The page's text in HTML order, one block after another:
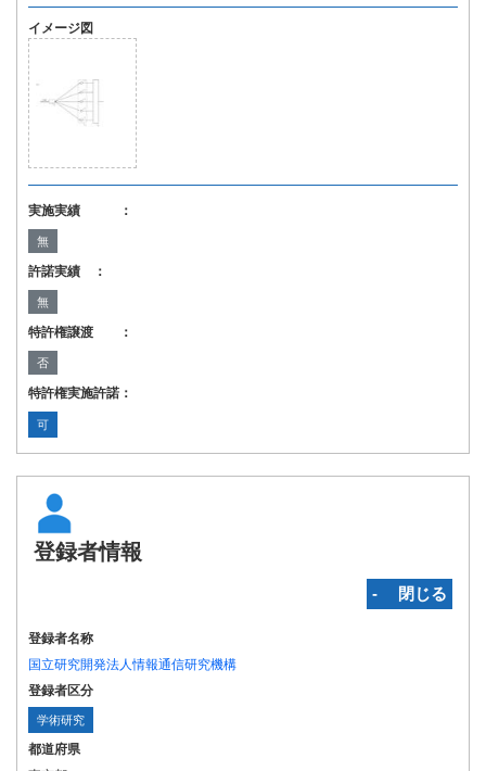
イメージ図
実施実績 ：
無
許諾実績 ：
無
特許権譲渡 ：
否
特許権実施許諾：
可
登録者情報
‐ 閉じる
登録者名称
国立研究開発法人情報通信研究機構
登録者区分
学術研究
都道府県